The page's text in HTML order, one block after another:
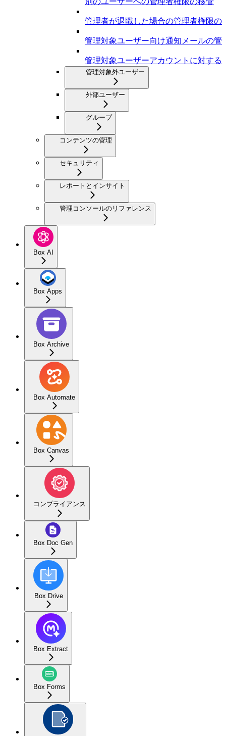
管理者が退職した場合の管理者権限の
管理対象ユーザー向け通知メールの管
管理対象ユーザーアカウントに対する
管理対象外ユーザー
外部ユーザー
グループ
コンテンツの管理
セキュリティ
レポートとインサイト
管理コンソールのリファレンス
Box AI
Box Apps
Box Archive
Box Automate
Box Canvas
コンプライアンス
Box Doc Gen
Box Drive
Box Extract
Box Forms